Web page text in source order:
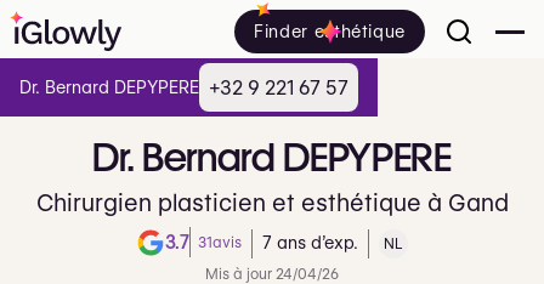
Finder esthétique
Dr. Bernard DEPYPERE
Chirurgien plasticien et esthétique à Gand
3.7 31avis
Note de 3.7 sur 5 sur Google
7 ans d’exp.
NL
Mis à jour 24/04/26
Dr. Bernard DEPYPERE +32 9 221 67 57